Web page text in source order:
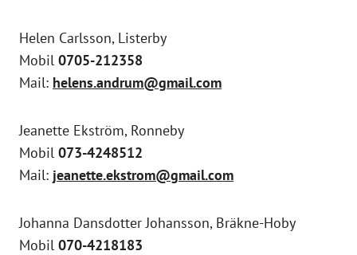
Helen Carlsson, Listerby
Mobil 0705-212358
Mail: helens.andrum@gmail.com
Jeanette Ekström, Ronneby
Mobil 073-4248512
Mail: jeanette.ekstrom@gmail.com
Johanna Dansdotter Johansson, Bräkne-Hoby
Mobil 070-4218183